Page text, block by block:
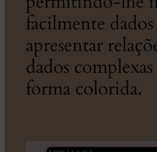
facilmente dados
apresentar
dados
forma colorida.